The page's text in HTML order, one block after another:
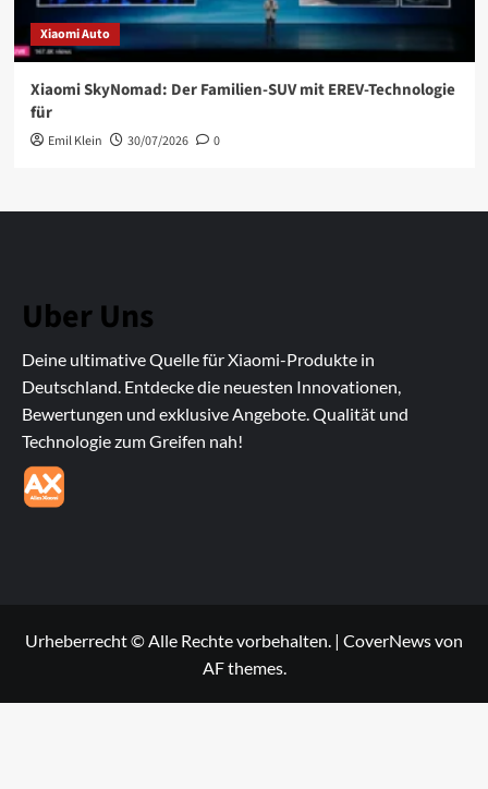
Xiaomi Auto
Xiaomi SkyNomad: Der Familien-SUV mit EREV-Technologie
für
Emil Klein 30/07/2026 0
Uber Uns
Deine ultimative Quelle für Xiaomi-Produkte in
Deutschland. Entdecke die neuesten Innovationen,
Bewertungen und exklusive Angebote. Qualität und
Technologie zum Greifen nah!
Urheberrecht © Alle Rechte vorbehalten. | CoverNewsvon
AF themes.